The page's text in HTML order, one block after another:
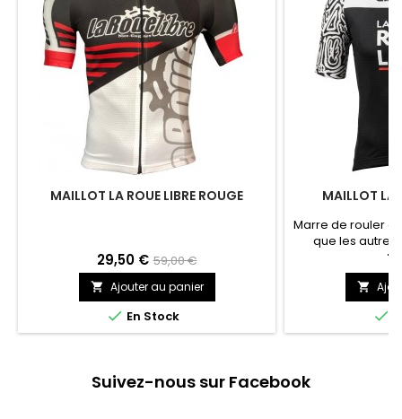
MAILLOT LA ROUE LIBRE ROUGE
29,50 € 59,00 €
 Ajouter au panier
 En Stock
MAILLOT LA
Marre de rouler
que les
propose une
originale pour
le peloton!
Roue Libre a
avec le


Suivez-nous sur Facebook